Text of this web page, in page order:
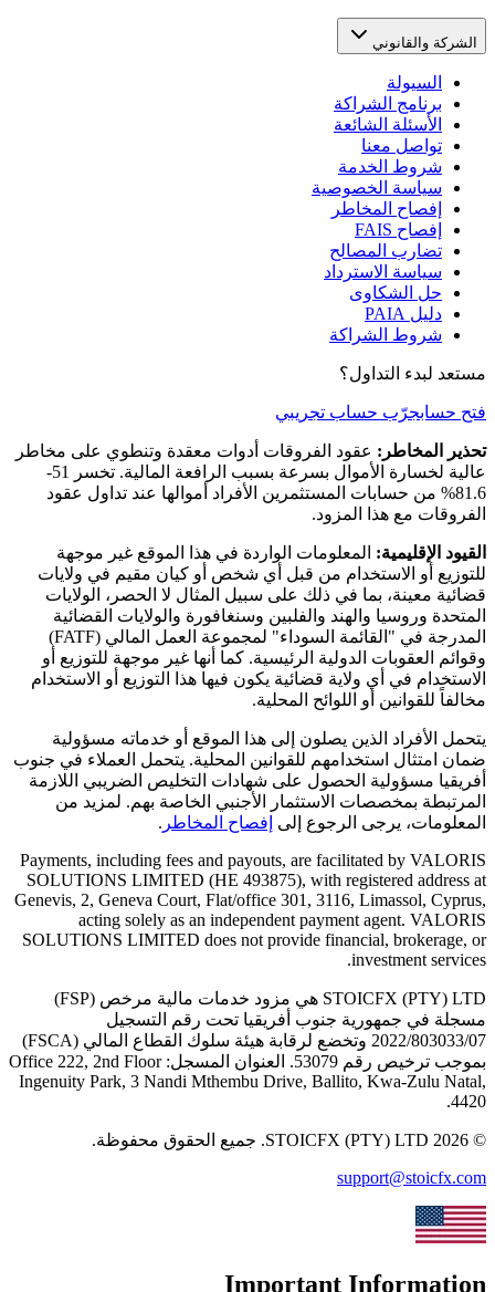
الشركة والقانوني
السيولة
برنامج الشراكة
الأسئلة الشائعة
تواصل معنا
شروط الخدمة
سياسة الخصوصية
إفصاح المخاطر
إفصاح FAIS
تضارب المصالح
سياسة الاسترداد
حل الشكاوى
دليل PAIA
شروط الشراكة
مستعد لبدء التداول؟
فتح حسابجرّب حساب تجريبي
تحذير المخاطر: عقود الفروقات أدوات معقدة وتنطوي على مخاطر
عالية لخسارة الأموال بسرعة بسبب الرافعة المالية. تخسر 51-
81.6% من حسابات المستثمرين الأفراد أموالها عند تداول عقود
الفروقات مع هذا المزود.
القيود الإقليمية: المعلومات الواردة في هذا الموقع غير موجهة
للتوزيع أو الاستخدام من قبل أي شخص أو كيان مقيم في ولايات
قضائية معينة، بما في ذلك على سبيل المثال لا الحصر، الولايات
المتحدة وروسيا والهند والفلبين وسنغافورة والولايات القضائية
المدرجة في "القائمة السوداء" لمجموعة العمل المالي (FATF)
وقوائم العقوبات الدولية الرئيسية. كما أنها غير موجهة للتوزيع أو
الاستخدام في أي ولاية قضائية يكون فيها هذا التوزيع أو الاستخدام
مخالفاً للقوانين أو اللوائح المحلية.
يتحمل الأفراد الذين يصلون إلى هذا الموقع أو خدماته مسؤولية
ضمان امتثال استخدامهم للقوانين المحلية. يتحمل العملاء في جنوب
أفريقيا مسؤولية الحصول على شهادات التخليص الضريبي اللازمة
المرتبطة بمخصصات الاستثمار الأجنبي الخاصة بهم. لمزيد من
المعلومات، يرجى الرجوع إلى إفصاح المخاطر .
Payments, including fees and payouts, are facilitated by VALORIS
SOLUTIONS LIMITED (HE 493875), with registered address at
Genevis, 2, Geneva Court, Flat/office 301, 3116, Limassol, Cyprus,
acting solely as an independent payment agent. VALORIS
SOLUTIONS LIMITED does not provide financial, brokerage, or
investment services.
STOICFX (PTY) LTD
هي مزود خدمات مالية مرخص (FSP)
مسجلة في جمهورية جنوب أفريقيا تحت رقم التسجيل
2022/803033/07 وتخضع لرقابة هيئة سلوك القطاع المالي (
FSCA
)
بموجب ترخيص رقم 53079
. العنوان المسجل: Office 222, 2nd Floor
Ingenuity Park, 3 Nandi Mthembu Drive, Ballito, Kwa-Zulu Natal,
4420
.
©
2026
STOICFX (PTY) LTD
. جميع الحقوق محفوظة.
support@stoicfx.com
Important Information